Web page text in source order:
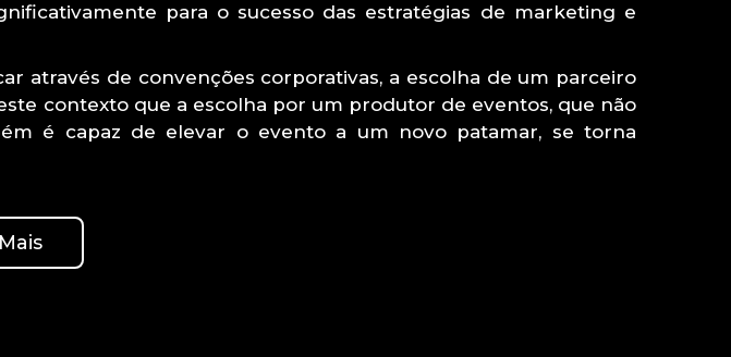
para o sucesso das estratégias de marketing e
através de convenções corporativas, a escolha de um parceiro
contexto que a escolha por um produtor de eventos, que não
é capaz de elevar o evento a um novo patamar, se torna